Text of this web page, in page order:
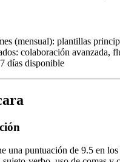
(mensual): plantillas
colaboración avanzada,
días disponible
una puntuación de 9.5 en